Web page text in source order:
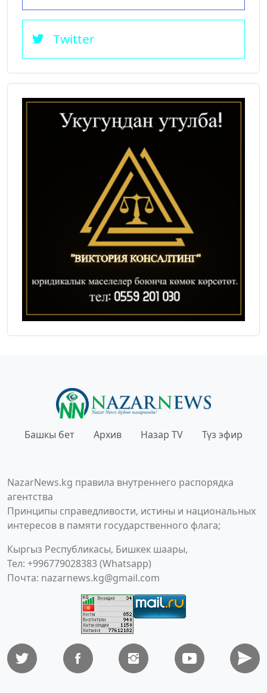
Twitter
Башкы бет Архив Назар TV Түз эфир
NazarNews.kg правила внутреннего распорядка
агентства
Принципы справедливости, истины и национальных
интересов в памяти государственного флага;
Кыргыз Республикасы, Бишкек шаары,
Тел: +996779028383 (Whatsapp)
Почта: nazarnews.kg@gmail.com